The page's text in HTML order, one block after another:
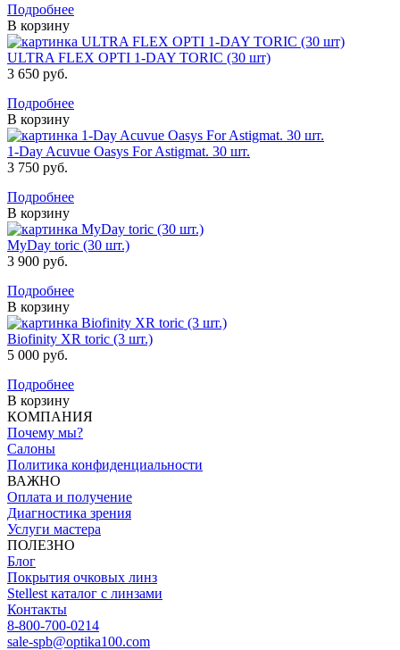
Подробнее
В корзину
ULTRA FLEX OPTI 1-DAY TORIC (30 шт)
3 650 руб.
Подробнее
В корзину
1-Day Acuvue Oasys For Astigmat. 30 шт.
3 750 руб.
Подробнее
В корзину
MyDay toric (30 шт.)
3 900 руб.
Подробнее
В корзину
Biofinity XR toric (3 шт.)
5 000 руб.
Подробнее
В корзину
КОМПАНИЯ
Почему мы?
Салоны
Политика конфиденциальности
ВАЖНО
Оплата и получение
Диагностика зрения
Услуги мастера
ПОЛЕЗНО
Блог
Покрытия очковых линз
Stellest каталог с линзами
Контакты
8-800-700-0214
sale-spb@optika100.com